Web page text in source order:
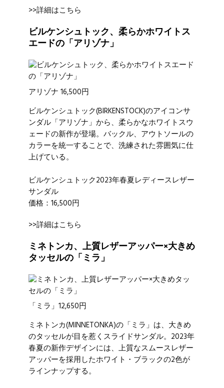
>>詳細はこちら
ビルケンシュトック、柔らかホワイトス
エードの「アリゾナ」
アリゾナ 16,500円
ビルケンシュトック(BIRKENSTOCK)のアイコンサ
ンダル「アリゾナ」から、柔らかなホワイトスウ
ェードの新作が登場。バックル、アウトソールの
カラーを統一することで、洗練された雰囲気に仕
上げている。
ビルケンシュトック2023年春夏レディースレザー
サンダル
価格：16,500円
>>詳細はこちら
ミネトンカ、上質レザーアッパー×大きめ
タッセルの「ミラ」
「ミラ」12,650円
ミネトンカ(MINNETONKA)の「ミラ」は、大きめ
のタッセルが目を惹くスライドサンダル。2023年
春夏の新作デザインには、上質なスムースレザー
アッパーを採用したホワイト・ブラックの2色が
ラインナップする。